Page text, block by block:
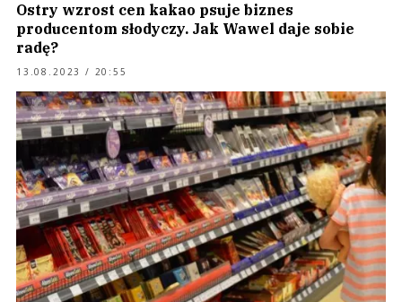
Ostry wzrost cen kakao psuje biznes
producentom słodyczy. Jak Wawel daje sobie
radę?
13.08.2023 / 20:55